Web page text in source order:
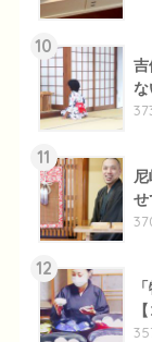
10
吉
な
11
せ
12